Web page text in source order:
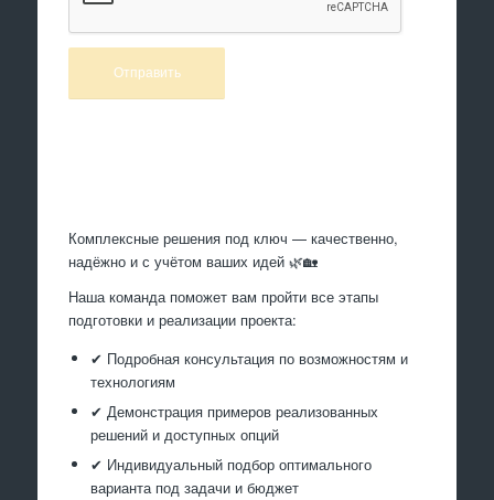
Комплексные решения под ключ — качественно,
надёжно и с учётом ваших идей 🌿🏡
Наша команда поможет вам пройти все этапы
подготовки и реализации проекта:
✔ Подробная консультация по возможностям и
технологиям
✔ Демонстрация примеров реализованных
решений и доступных опций
✔ Индивидуальный подбор оптимального
варианта под задачи и бюджет